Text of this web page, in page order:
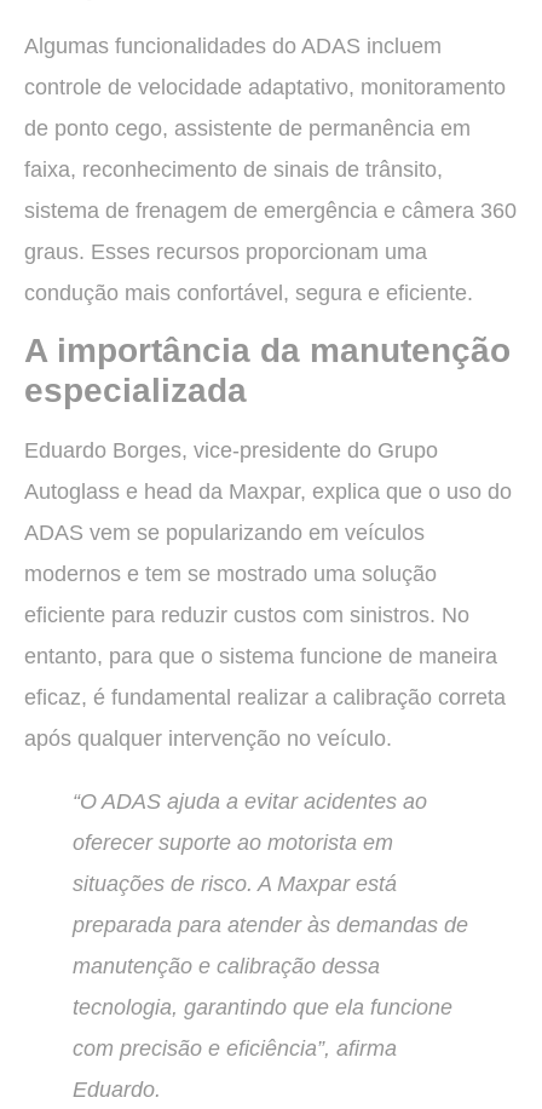
Algumas funcionalidades do ADAS incluem
controle de velocidade adaptativo, monitoramento
de ponto cego, assistente de permanência em
faixa, reconhecimento de sinais de trânsito,
sistema de frenagem de emergência e câmera 360
graus. Esses recursos proporcionam uma
condução mais confortável, segura e eficiente.
A importância da manutenção
especializada
Eduardo Borges, vice-presidente do Grupo
Autoglass e head da Maxpar, explica que o uso do
ADAS vem se popularizando em veículos
modernos e tem se mostrado uma solução
eficiente para reduzir custos com sinistros. No
entanto, para que o sistema funcione de maneira
eficaz, é fundamental realizar a calibração correta
após qualquer intervenção no veículo.
“O ADAS ajuda a evitar acidentes ao
oferecer suporte ao motorista em
situações de risco. A Maxpar está
preparada para atender às demandas de
manutenção e calibração dessa
tecnologia, garantindo que ela funcione
com precisão e eficiência”, afirma
Eduardo.